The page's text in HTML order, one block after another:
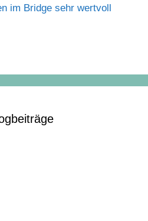
im Bridge sehr wertvoll